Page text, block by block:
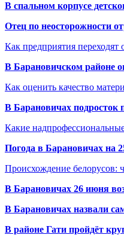
В спальном корпусе
Отец по неосторожности
Как предприятия переходят
В Барановичском районе
Как оценить качество
В Барановичах подросток
Какие
Погода в Барановичах на
Происхождение белорусов:
В Барановичах 26 июня
В Барановичах назвали
В районе Гати пройдёт